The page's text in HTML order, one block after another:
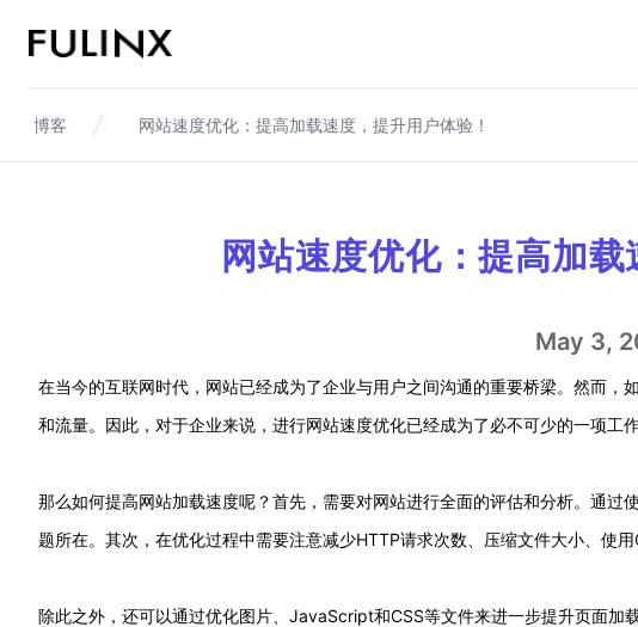
Fulinx-跨境电商独立站自建站平台
博客 网站速度优化：提高加载速度，提升用户体验！
网站速度优化：提高加载
May 3,
在当今的互联网时代，网站已经成为了企业与用户之间沟通的重要桥梁。然而
和流量。因此，对于企业来说，进行网站速度优化已经成为了必不可少的一项工作
那么如何提高网站加载速度呢？首先，需要对网站进行全面的评估和分析。通
题所在。其次，在优化过程中需要注意减少HTTP请求次数、压缩文件大小、使用
除此之外，还可以通过优化图片、JavaScript和CSS等文件来进一步提升页面加